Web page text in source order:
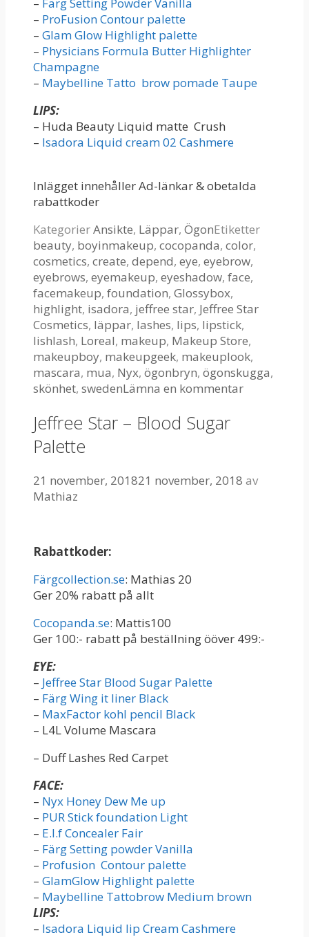
– ProFusion Contour palette
– Glam Glow Highlight palette
– Physicians Formula Butter Highlighter
Champagne
– Maybelline Tatto brow pomade Taupe
LIPS:
– Huda Beauty Liquid matte Crush
– Isadora Liquid cream 02 Cashmere
Inlägget innehåller Ad-länkar & obetalda
rabattkoder
KategorierAnsikte, Läppar, ÖgonEtiketter
beauty, boyinmakeup, cocopanda, color,
cosmetics, create, depend, eye, eyebrow,
eyebrows, eyemakeup, eyeshadow, face,
facemakeup, foundation, Glossybox,
highlight, isadora, jeffree star, Jeffree Star
Cosmetics, läppar, lashes, lips, lipstick,
lishlash, Loreal, makeup, Makeup Store,
makeupboy, makeupgeek, makeuplook,
mascara, mua, Nyx, ögonbryn, ögonskugga,
skönhet, swedenLämna en kommentar
Jeffree Star – Blood Sugar
Palette
21 november, 201821 november, 2018 av
Mathiaz
Rabattkoder:
Färgcollection.se: Mathias 20
Ger 20% rabatt på allt
Cocopanda.se: Mattis100
Ger 100:- rabatt på beställning ööver 499:-
EYE:
– Jeffree Star Blood Sugar Palette
– Färg Wing it liner Black
– MaxFactor kohl pencil Black
– L4L Volume Mascara
– Duff Lashes Red Carpet
FACE:
– Nyx Honey Dew Me up
– PUR Stick foundation Light
– E.l.f Concealer Fair
– Färg Setting powder Vanilla
– Profusion Contour palette
– GlamGlow Highlight palette
– Maybelline Tattobrow Medium brown
LIPS:
– Isadora Liquid lip Cream Cashmere